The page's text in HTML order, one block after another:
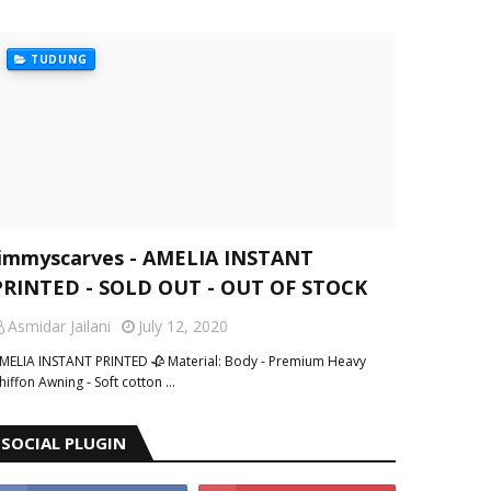
TUDUNG
- AMELIA INSTANT
- SOLD OUT - OUT OF STOCK
Asmidar Jailani July 12, 2020
INSTANT PRINTED 🥀 Material: Body - Premium Heavy
Awning - Soft cotton …
SOCIAL PLUGIN